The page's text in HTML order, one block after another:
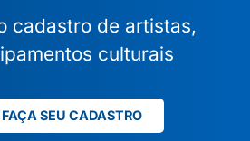
cadastro de artistas,
culturais
SEU CADASTRO